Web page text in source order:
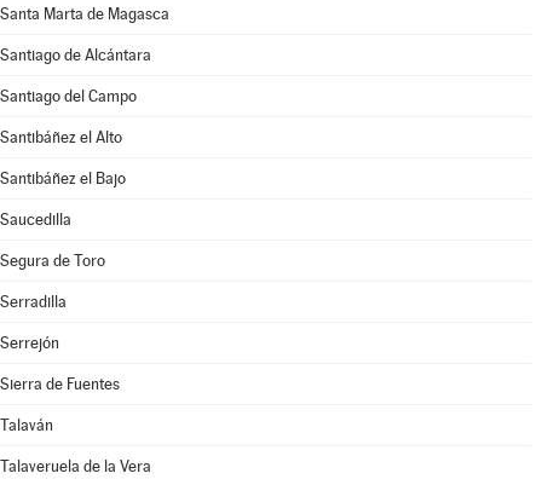
Santa Marta de Magasca
Santiago de Alcántara
Santiago del Campo
Santibáñez el Alto
Santibáñez el Bajo
Saucedilla
Segura de Toro
Serradilla
Serrejón
Sierra de Fuentes
Talaván
Talaveruela de la Vera